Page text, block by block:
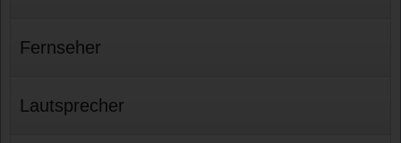
Fernseher
Lautsprecher